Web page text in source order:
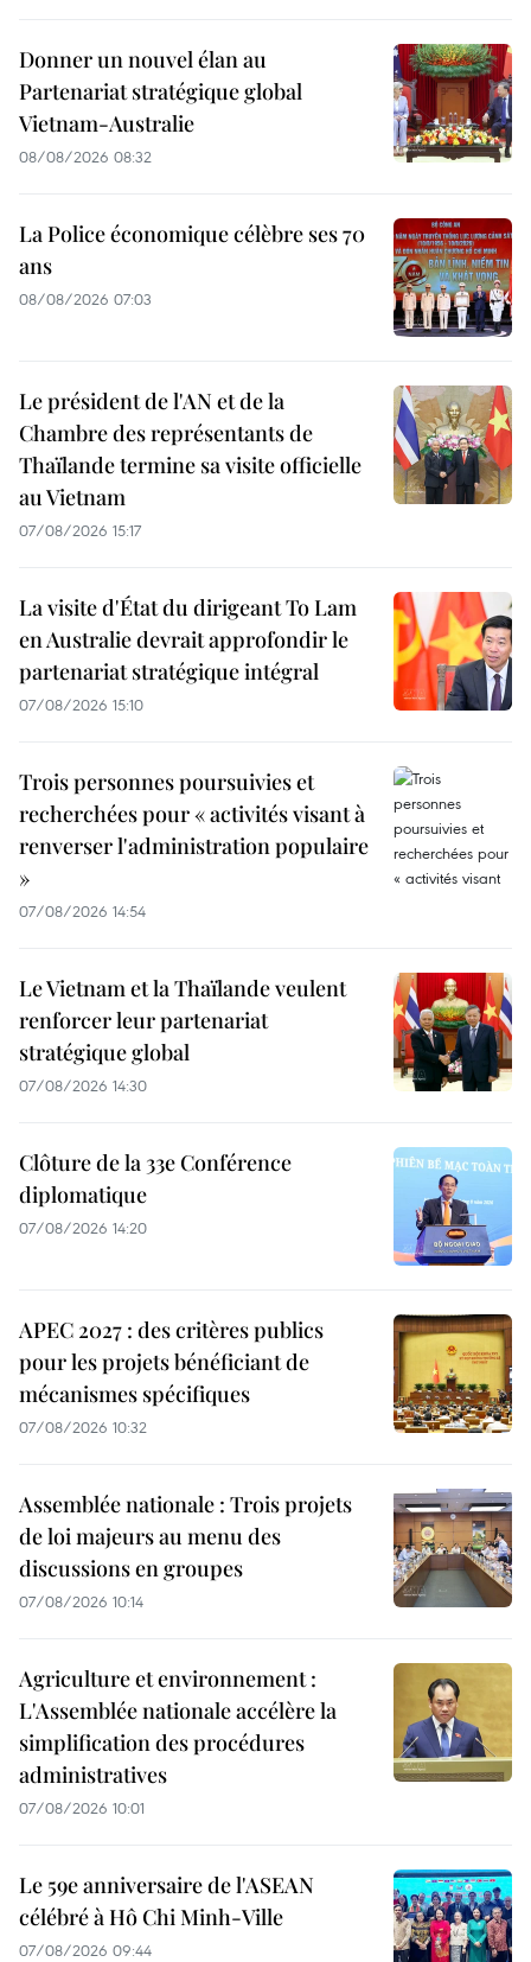
Donner un nouvel élan au
Partenariat stratégique global
Vietnam-Australie
08/08/2026 08:32
La Police économique célèbre ses 70
ans
08/08/2026 07:03
Le président de l'AN et de la
Chambre des représentants de
Thaïlande termine sa visite officielle
au Vietnam
07/08/2026 15:17
La visite d'État du dirigeant To Lam
en Australie devrait approfondir le
partenariat stratégique intégral
07/08/2026 15:10
Trois personnes poursuivies et
recherchées pour « activités visant à
renverser l'administration populaire
»
07/08/2026 14:54
Le Vietnam et la Thaïlande veulent
renforcer leur partenariat
stratégique global
07/08/2026 14:30
Clôture de la 33e Conférence
diplomatique
07/08/2026 14:20
APEC 2027 : des critères publics
pour les projets bénéficiant de
mécanismes spécifiques
07/08/2026 10:32
Assemblée nationale : Trois projets
de loi majeurs au menu des
discussions en groupes
07/08/2026 10:14
Agriculture et environnement :
L'Assemblée nationale accélère la
simplification des procédures
administratives
07/08/2026 10:01
Le 59e anniversaire de l'ASEAN
célébré à Hô Chi Minh-Ville
07/08/2026 09:44